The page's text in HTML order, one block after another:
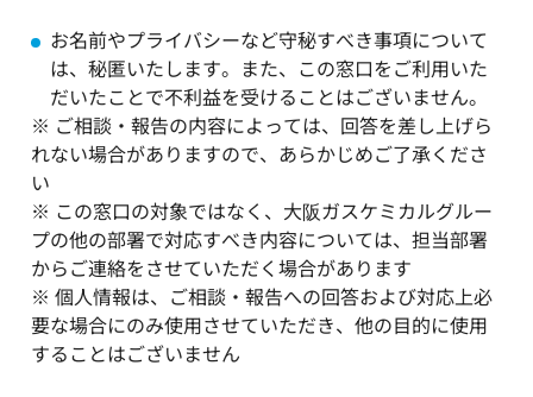
お名前やプライバシーなど守秘すべき事項について
は、秘匿いたします。また、この窓口をご利用いた
だいたことで不利益を受けることはございません。
※ ご相談・報告の内容によっては、回答を差し上げら
れない場合がありますので、あらかじめご了承くださ
い
※ この窓口の対象ではなく、大阪ガスケミカルグルー
プの他の部署で対応すべき内容については、担当部署
からご連絡をさせていただく場合があります
※ 個人情報は、ご相談・報告への回答および対応上必
要な場合にのみ使用させていただき、他の目的に使用
することはございません